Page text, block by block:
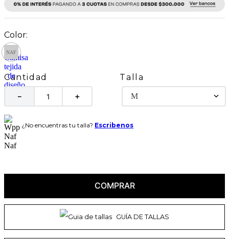
Cantidad
＋
－
Talla
M
¿No encuentras tu talla? Escribenos
COMPRAR
GUÍA DE TALLAS